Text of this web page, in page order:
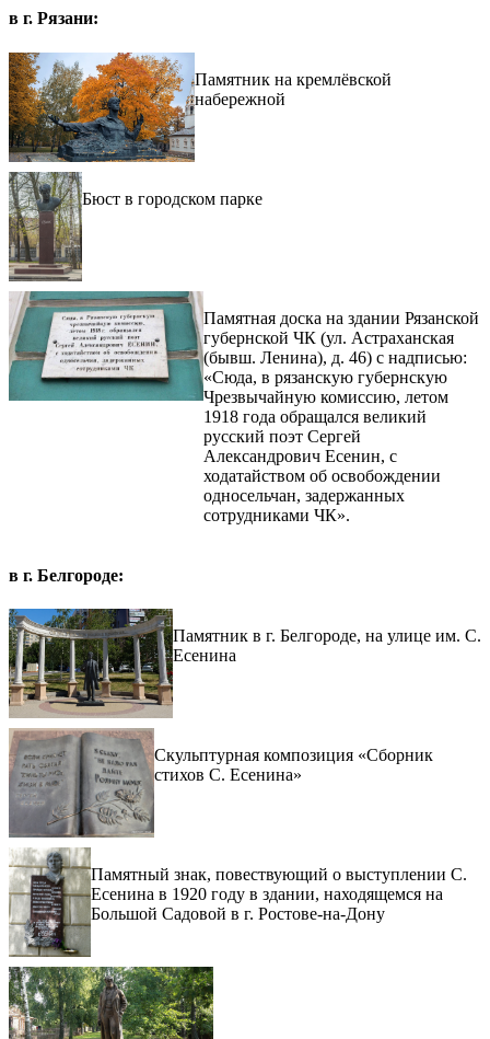
в г. Рязани:
Памятник на кремлёвской
набережной
Бюст в городском парке
Памятная доска на здании Рязанской
губернской ЧК (ул. Астраханская
(бывш. Ленина), д. 46) с надписью:
«Сюда, в рязанскую губернскую
Чрезвычайную комиссию, летом
1918 года обращался великий
русский поэт Сергей
Александрович Есенин, с
ходатайством об освобождении
односельчан, задержанных
сотрудниками ЧК».
в г. Белгороде:
Памятник в г. Белгороде, на улице им. С.
Есенина
Скульптурная композиция «Сборник
стихов С. Есенина»
Памятный знак, повествующий о выступлении С.
Есенина в 1920 году в здании, находящемся на
Большой Садовой в г. Ростове-на-Дону